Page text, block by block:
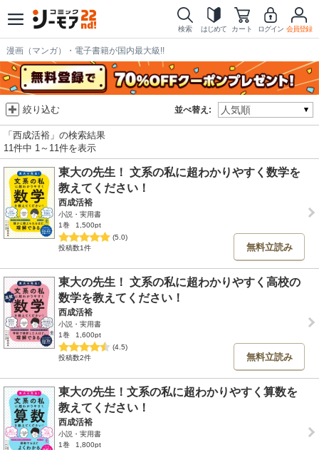
検索 はじめて カート ログイン 会員登録
漫画（マンガ）・電子書籍が国内最大級!!
並べ替え:
絞り込む
「西成活裕」の検索結果
11件中 1～11件を表示
東大の先生！ 文系の私に超わかりやすく数学を
教えてください！
西成活裕
小説・実用書
1巻
1,500pt
(5.0)
投稿数1件
無料立読み
東大の先生！ 文系の私に超わかりやすく高校の
数学を教えてください！
西成活裕
小説・実用書
1巻
1,600pt
(4.5)
投稿数2件
無料立読み
東大の先生！文系の私に超わかりやすく算数を
教えてください！
西成活裕
小説・実用書
1巻
1,800pt